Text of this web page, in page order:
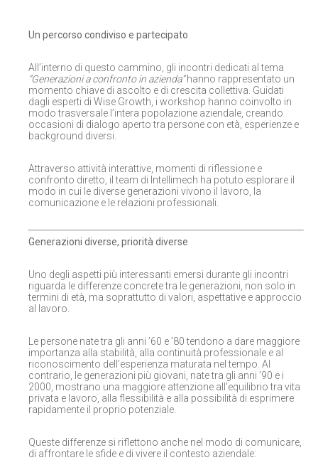
Un percorso condiviso e partecipato
All’interno di questo cammino, gli incontri dedicati al tema
“Generazioni a confronto in azienda”hanno rappresentato un
momento chiave di ascolto e di crescita collettiva. Guidati
dagli esperti di Wise Growth , i workshop hanno coinvolto in
modo trasversale l’intera popolazione aziendale, creando
occasioni di dialogo aperto tra persone con età, esperienze e
background diversi.
Attraverso attività interattive, momenti di riflessione e
confronto diretto, il team di Intellimech ha potuto esplorare il
modo in cui le diverse generazioni vivono il lavoro, la
comunicazione e le relazioni professionali.
Generazioni diverse, priorità diverse
Uno degli aspetti più interessanti emersi durante gli incontri
riguarda le differenze concrete tra le generazioni, non solo in
termini di età, ma soprattutto di valori, aspettative e approccio
al lavoro.
Le persone nate tra gli anni ’60 e ’80 tendono a dare maggiore
importanza alla stabilità, alla continuità professionale e al
riconoscimento dell’esperienza maturata nel tempo. Al
contrario, le generazioni più giovani, nate tra gli anni ’90 e i
2000, mostrano una maggiore attenzione all’equilibrio tra vita
privata e lavoro, alla flessibilità e alla possibilità di esprimere
rapidamente il proprio potenziale.
Queste differenze si riflettono anche nel modo di comunicare,
di affrontare le sfide e di vivere il contesto aziendale: